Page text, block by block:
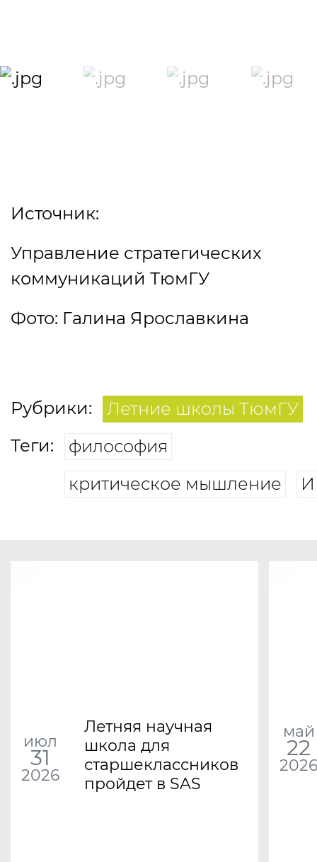
Источник:
Управление стратегических
коммуникаций ТюмГУ
Фото: Галина Ярославкина
Рубрики:
Летние школы ТюмГУ
Теги:
философия
критическое мышление
июл
31
2026
Летняя научная
школа для
старшеклассников
пройдет в SAS
май
22
2026